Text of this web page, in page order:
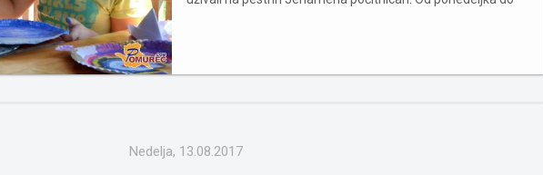
Nedelja, 13.08.2017